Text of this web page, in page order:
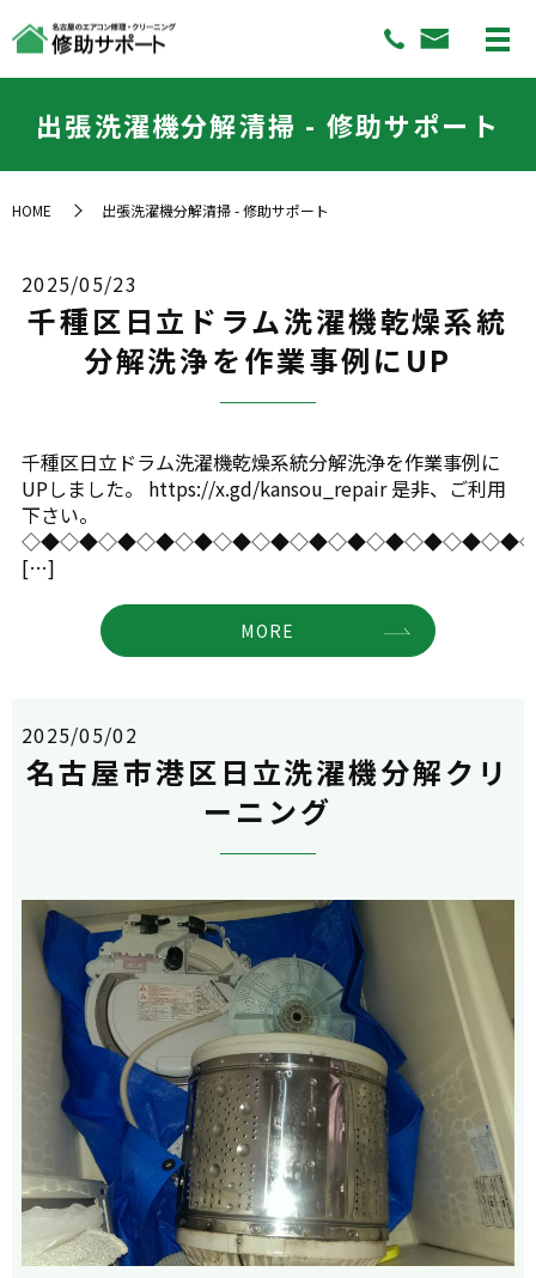
出張洗濯機分解清掃 - 修助サポート
HOME 出張洗濯機分解清掃 - 修助サポート
2025/05/23
千種区日立ドラム洗濯機乾燥系統
分解洗浄を作業事例にUP
千種区日立ドラム洗濯機乾燥系統分解洗浄を作業事例に
UPしました。 https://x.gd/kansou_repair 是非、ご利用
下さい。
[…]
MORE
2025/05/02
名古屋市港区日立洗濯機分解クリ
ーニング